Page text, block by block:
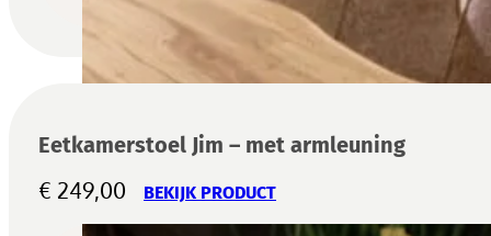
Eetkamerstoel Jim – met armleuning
€ 249,00 BEKIJK PRODUCT